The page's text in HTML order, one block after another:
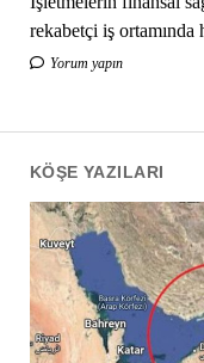
rekabetçi iş
Yorum yapın
KÖŞE YAZILARI